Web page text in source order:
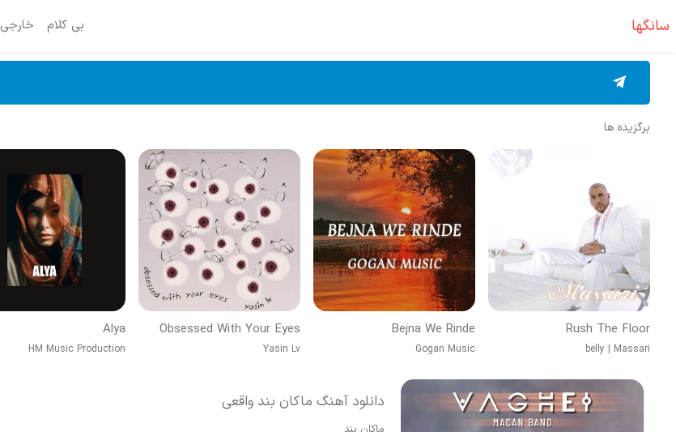
سانگها بی کلام خارجی
برگزیده ها
Rush The Floor
belly | Massari
Bejna We Rinde
Gogan Music
Obsessed With Your Eyes
Yasin Lv
Alya
HM Music Production
دانلود آهنگ ماکان بند واقعی